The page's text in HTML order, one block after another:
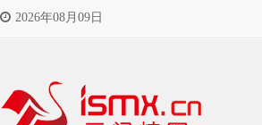
2026年08月09日